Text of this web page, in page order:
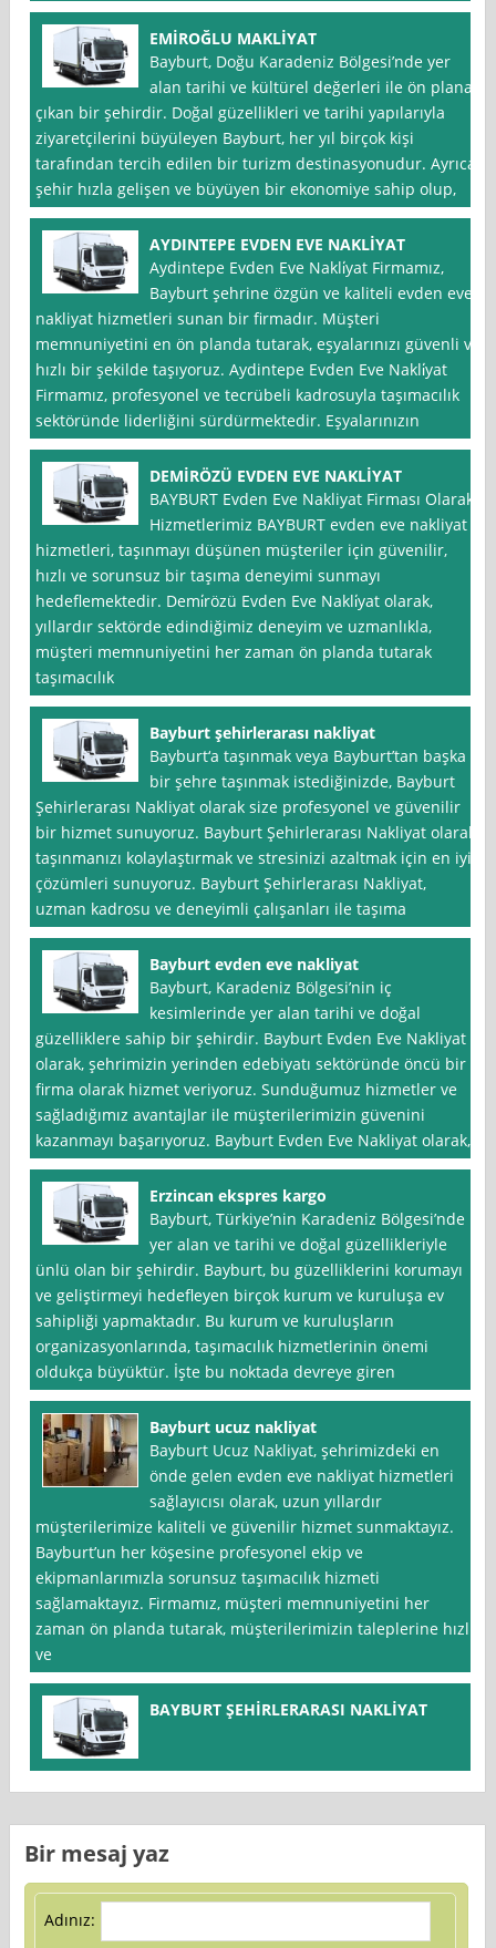
EMİROĞLU MAKLİYAT
Bayburt, Doğu Karadeniz Bölgesi’nde yer
alan tarihi ve kültürel değerleri ile ön plana
çıkan bir şehirdir. Doğal güzellikleri ve tarihi yapılarıyla
ziyaretçilerini büyüleyen Bayburt, her yıl birçok kişi
tarafından tercih edilen bir turizm destinasyonudur. Ayrıca,
şehir hızla gelişen ve büyüyen bir ekonomiye sahip olup,
AYDINTEPE EVDEN EVE NAKLİYAT
Aydintepe Evden Eve Nakli̇yat Firmamız,
Bayburt şehrine özgün ve kaliteli evden eve
nakliyat hizmetleri sunan bir firmadır. Müşteri
memnuniyetini en ön planda tutarak, eşyalarınızı güvenli ve
hızlı bir şekilde taşıyoruz. Aydintepe Evden Eve Nakli̇yat
Firmamız, profesyonel ve tecrübeli kadrosuyla taşımacılık
sektöründe liderliğini sürdürmektedir. Eşyalarınızın
DEMİRÖZÜ EVDEN EVE NAKLİYAT
BAYBURT Evden Eve Nakliyat Firması Olarak
Hizmetlerimiz BAYBURT evden eve nakliyat
hizmetleri, taşınmayı düşünen müşteriler için güvenilir,
hızlı ve sorunsuz bir taşıma deneyimi sunmayı
hedeflemektedir. Demi̇rözü Evden Eve Nakli̇yat olarak,
yıllardır sektörde edindiğimiz deneyim ve uzmanlıkla,
müşteri memnuniyetini her zaman ön planda tutarak
taşımacılık
Bayburt şehirlerarası nakliyat
Bayburt‘a taşınmak veya Bayburt’tan başka
bir şehre taşınmak istediğinizde, Bayburt
Şehirlerarası Nakliyat olarak size profesyonel ve güvenilir
bir hizmet sunuyoruz. Bayburt Şehirlerarası Nakliyat olarak,
taşınmanızı kolaylaştırmak ve stresinizi azaltmak için en iyi
çözümleri sunuyoruz. Bayburt Şehirlerarası Nakliyat,
uzman kadrosu ve deneyimli çalışanları ile taşıma
Bayburt evden eve nakliyat
Bayburt, Karadeniz Bölgesi’nin iç
kesimlerinde yer alan tarihi ve doğal
güzelliklere sahip bir şehirdir. Bayburt Evden Eve Nakliyat
olarak, şehrimizin yerinden edebiyatı sektöründe öncü bir
firma olarak hizmet veriyoruz. Sunduğumuz hizmetler ve
sağladığımız avantajlar ile müşterilerimizin güvenini
kazanmayı başarıyoruz. Bayburt Evden Eve Nakliyat olarak,
Erzincan ekspres kargo
Bayburt, Türkiye’nin Karadeniz Bölgesi’nde
yer alan ve tarihi ve doğal güzellikleriyle
ünlü olan bir şehirdir. Bayburt, bu güzelliklerini korumayı
ve geliştirmeyi hedefleyen birçok kurum ve kuruluşa ev
sahipliği yapmaktadır. Bu kurum ve kuruluşların
organizasyonlarında, taşımacılık hizmetlerinin önemi
oldukça büyüktür. İşte bu noktada devreye giren
Bayburt ucuz nakliyat
Bayburt Ucuz Nakliyat, şehrimizdeki en
önde gelen evden eve nakliyat hizmetleri
sağlayıcısı olarak, uzun yıllardır
müşterilerimize kaliteli ve güvenilir hizmet sunmaktayız.
Bayburt’un her köşesine profesyonel ekip ve
ekipmanlarımızla sorunsuz taşımacılık hizmeti
sağlamaktayız. Firmamız, müşteri memnuniyetini her
zaman ön planda tutarak, müşterilerimizin taleplerine hızlı
ve
BAYBURT ŞEHİRLERARASI NAKLİYAT
Bir mesaj yaz
Adınız: